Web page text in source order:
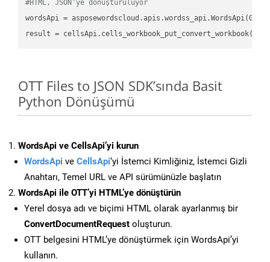
#HTML, JSON'ye dönüştürülüyor
wordsApi =
result =
OTT Files to JSON SDK’sında Basit
Python Dönüşümü
WordsApi ve CellsApi’yi kurun
WordsApi ve CellsApi‘yi İstemci Kimliğiniz, İstemci Gizli
Anahtarı, Temel URL ve API sürümünüzle başlatın
WordsApi ile OTT’yi HTML’ye dönüştürün
Yerel dosya adı ve biçimi HTML olarak ayarlanmış bir
ConvertDocumentRequest oluşturun.
OTT belgesini HTML’ye dönüştürmek için WordsApi’yi
kullanın.